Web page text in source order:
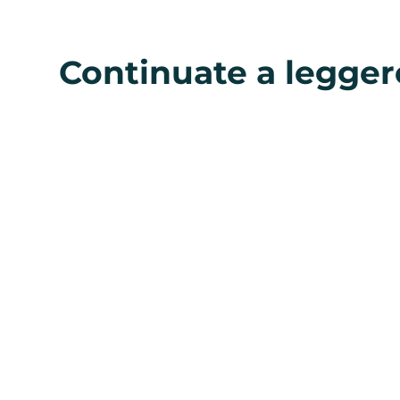
Continuate a